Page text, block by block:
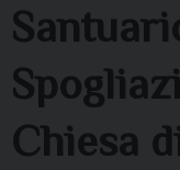
Chiesa